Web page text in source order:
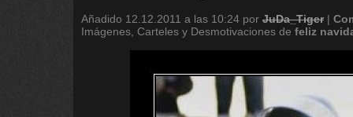
Añadido 12.12.2011 a las 10:24 por JuDa_Tiger|
Imágenes, Carteles y Desmotivaciones de feliz